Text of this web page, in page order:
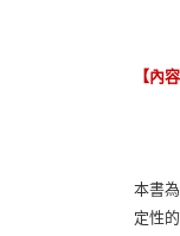
【內
本書
定性